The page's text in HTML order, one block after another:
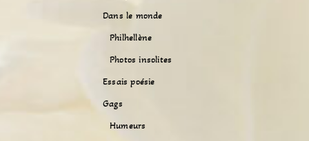
Dans le monde
Philhellène
Photos insolites
Essais poésie
Gags
Humeurs